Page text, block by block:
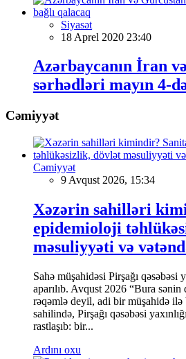
Siyasət
18 Aprel 2020 23:40
Azərbaycanın İran
sərhədləri mayın 4-
Cəmiyyət
Cəmiyyət
9 Avqust 2026, 15:34
Xəzərin sahilləri
epidemioloji
məsuliyyəti və
Sahə müşahidəsi Pirşağı qəsəbəsi
aparılıb. Avqust 2026 “Bura
rəqəmlə deyil, adi bir müşahidə
sahilində, Pirşağı qəsəbəsi
rastlaşıb: bir...
Ardını oxu